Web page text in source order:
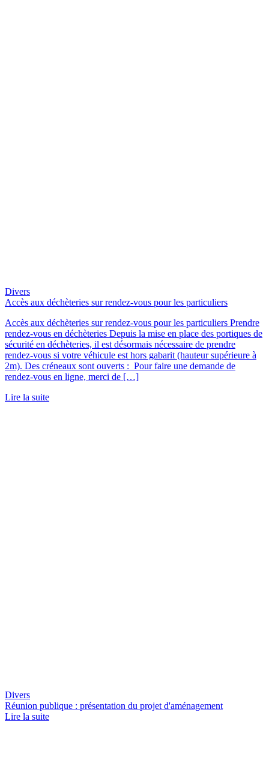
Divers
Accès aux déchèteries sur rendez-vous pour les particuliers
Accès aux déchèteries sur rendez-vous pour les particuliers Prendre
rendez-vous en déchèteries Depuis la mise en place des portiques de
sécurité en déchèteries, il est désormais nécessaire de prendre
rendez-vous si votre véhicule est hors gabarit (hauteur supérieure à
2m). Des créneaux sont ouverts : Pour faire une demande de
rendez-vous en ligne, merci de […]
Lire la suite
Divers
Réunion publique : présentation du projet d'aménagement
Lire la suite